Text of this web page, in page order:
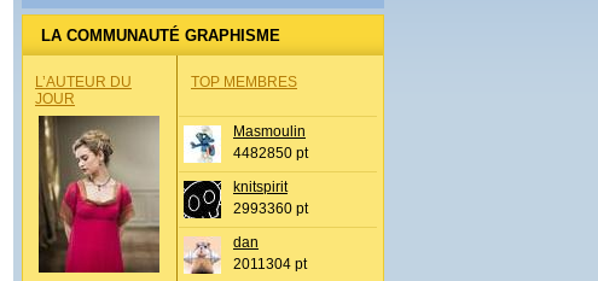
LA COMMUNAUTÉ GRAPHISME
L’AUTEUR DU
JOUR
TOP MEMBRES
Masmoulin
4482850 pt
knitspirit
2993360 pt
dan
2011304 pt